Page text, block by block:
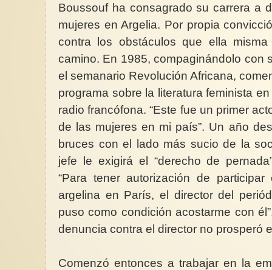
Boussouf ha consagrado su carrera a
mujeres en Argelia. Por propia
contra los obstáculos que ella
camino. En 1985, compaginándolo con
el semanario Revolución Africana,
programa sobre la literatura feminista
radio francófona. “Este fue un primer
de las mujeres en mi país”. Un año
bruces con el lado más sucio de la
jefe le exigirá el “derecho de
“Para tener autorización de
argelina en París, el director del
puso como condición acostarme con
denuncia contra el director no prosperó
Comenzó entonces a trabajar en la